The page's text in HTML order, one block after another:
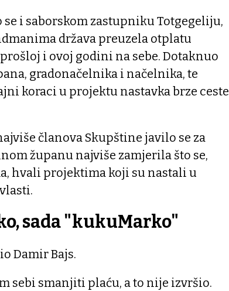
i saborskom zastupniku Totgegeliju,
država preuzela otplatu
i ovoj godini na sebe. Dotaknuo
gradonačelnika i načelnika, te
koraci u projektu nastavka brze ceste
članova Skupštine javilo se za
županu najviše zamjerila što se,
hvali projektima koji su nastali u
sada "kukuMarko"
Damir Bajs.
sebi smanjiti plaću, a to nije izvršio.